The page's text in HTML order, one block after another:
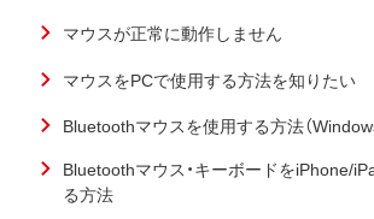
マウスが正常に動作しません
マウスをPCで使用する方法を知りたい
Bluetoothマウスを使用する方法（
Bluetoothマウス・キーボードをiPhone/
る方法